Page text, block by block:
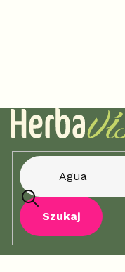
Szukaj